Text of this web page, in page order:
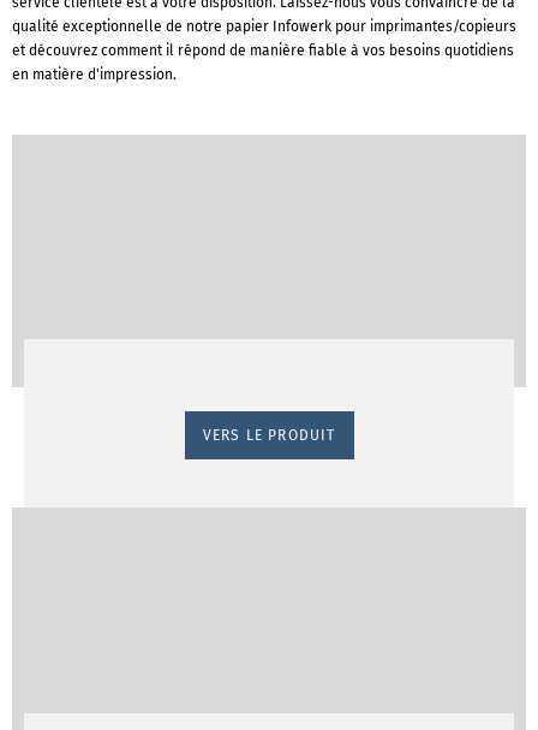
qualité exceptionnelle de notre papier Infowerk pour imprimantes/copieurs
et découvrez comment il répond de manière fiable à vos besoins quotidiens
en matière d'impression.
VERS LE PRODUIT